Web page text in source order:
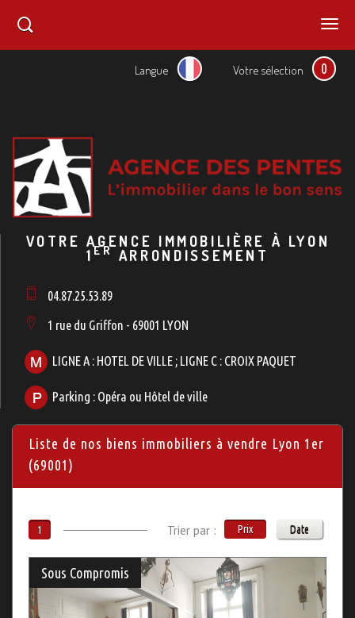
Langue Votre sélection 0
VOTRE AGENCE IMMOBILIÈRE À LYON
1 ER ARRONDISSEMENT
04.87.25.53.89
1 rue du Griffon - 69001 LYON
LIGNE A : HOTEL DE VILLE ; LIGNE C : CROIX PAQUET
Parking : Opéra ou Hôtel de ville
Liste de nos biens immobiliers à vendre Lyon 1er
(69001)
1 Trier par : Prix Date
Sous Compromis